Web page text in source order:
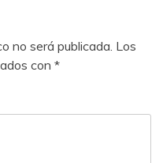
no será publicada. Los
con *